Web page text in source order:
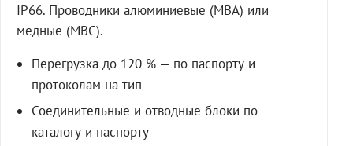
IP66. Проводники алюминиевые (МВА) или
медные (МВС).
Перегрузка до 120 % — по паспорту и
протоколам на тип
Соединительные и отводные блоки по
каталогу и паспорту